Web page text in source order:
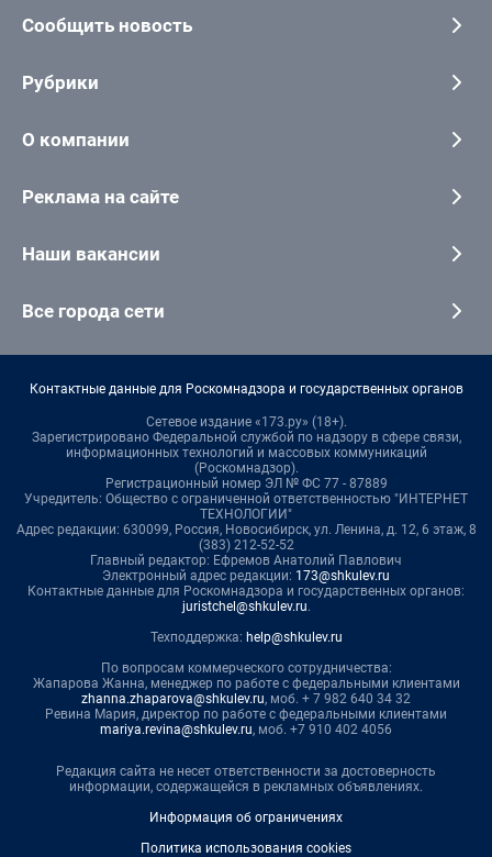
Сообщить новость
Рубрики
О компании
Реклама на сайте
Наши вакансии
Все города сети
Контактные данные для Роскомнадзора и государственных органов
Сетевое издание «173.ру» (18+).
Зарегистрировано Федеральной службой по надзору в сфере связи,
информационных технологий и массовых коммуникаций
(Роскомнадзор).
Регистрационный номер ЭЛ № ФС 77 - 87889
Учредитель: Общество с ограниченной ответственностью "ИНТЕРНЕТ
ТЕХНОЛОГИИ"
Адрес редакции: 630099, Россия, Новосибирск, ул. Ленина, д. 12, 6 этаж, 8
(383) 212-52-52
Главный редактор: Ефремов Анатолий Павлович
Электронный адрес редакции: 173@shkulev.ru
Контактные данные для Роскомнадзора и государственных органов:
juristchel@shkulev.ru.
Техподдержка: help@shkulev.ru
По вопросам коммерческого сотрудничества:
Жапарова Жанна, менеджер по работе с федеральными клиентами
zhanna.zhaparova@shkulev.ru, моб. + 7 982 640 34 32
Ревина Мария, директор по работе с федеральными клиентами
mariya.revina@shkulev.ru, моб. +7 910 402 4056
Редакция сайта не несет ответственности за достоверность
информации, содержащейся в рекламных объявлениях.
Информация об ограничениях
Политика использования cookies